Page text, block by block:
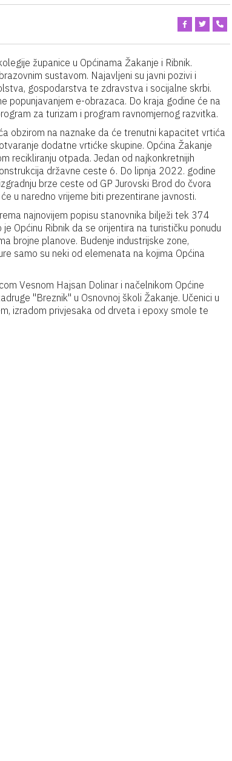
županice u Općinama Žakanje i Ribnik.
sustavom. Najavljeni su javni pozivi i
gospodarstva te zdravstva i socijalne skrbi.
popunjavanjem e-obrazaca. Do kraja godine će na
za turizam i program ravnomjernog razvitka.
obzirom na naznake da će trenutni kapacitet vrtića
dodatne vrtićke skupine. Općina Žakanje
recikliranju otpada. Jedan od najkonkretnijih
državne ceste 6. Do lipnja 2022. godine
brze ceste od GP Jurovski Brod do čvora
u naredno vrijeme biti prezentirane javnosti.
najnovijem popisu stanovnika bilježi tek 374
Općinu Ribnik da se orijentira na turističku ponudu
brojne planove. Budenje industrijske zone,
samo su neki od elemenata na kojima Općina
Vesnom Hajsan Dolinar i načelnikom Općine
"Breznik" u Osnovnoj školi Žakanje. Učenici u
izradom privjesaka od drveta i epoxy smole te